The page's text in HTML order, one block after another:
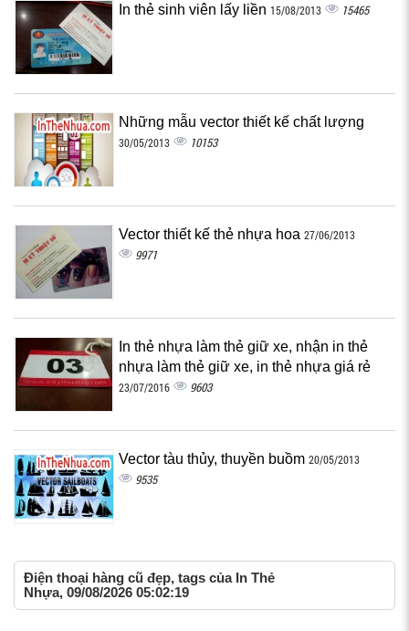
In thẻ sinh viên lấy liền 15/08/2013 15465
Những mẫu vector thiết kế chất lượng
30/05/2013 10153
Vector thiết kế thẻ nhựa hoa 27/06/2013
9971
In thẻ nhựa làm thẻ giữ xe, nhận in thẻ
nhựa làm thẻ giữ xe, in thẻ nhựa giá rẻ
23/07/2016 9603
Vector tàu thủy, thuyền buồm 20/05/2013
9535
Điện thoại hàng cũ đẹp, tags của In Thẻ
Nhựa, 09/08/2026 05:02:19